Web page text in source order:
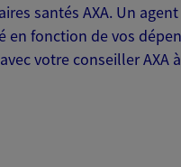
santés AXA. Un
en fonction de vos
votre conseiller AXA